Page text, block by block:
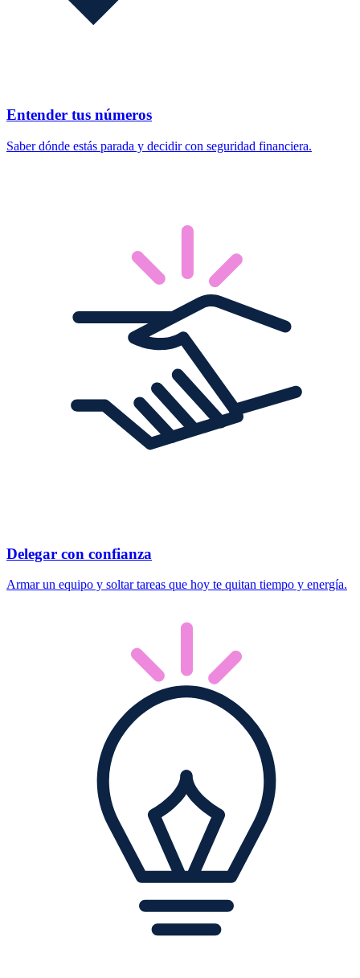
Entender tus números
Saber dónde estás parada y decidir con seguridad financiera.
Delegar con confianza
Armar un equipo y soltar tareas que hoy te quitan tiempo y energía.